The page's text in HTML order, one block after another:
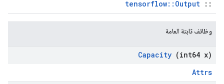
::
tensorflow::Output
وظائف ثابتة العامة
Capacity (int64 x)
Attrs